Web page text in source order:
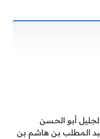
أبو الحسن
المطلب بن هاشم بن